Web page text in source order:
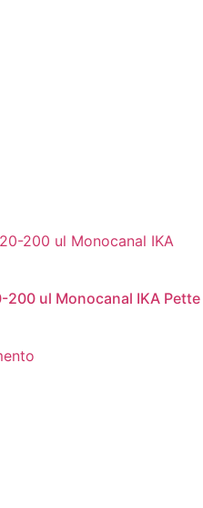
200 ul Monocanal IKA Pette